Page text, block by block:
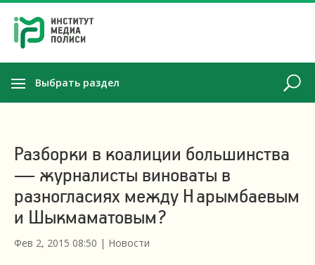
Выбрать раздел
Разборки в коалиции большинства
— журналисты виноваты в
разногласиях между Нарымбаевым
и Шыкмаматовым?
Фев 2, 2015 08:50 | Новости